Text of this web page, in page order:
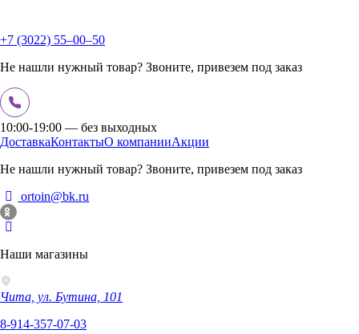
+7 (3022) 55‒00‒50
Не нашли нужный товар? Звоните, привезем под заказ
10:00-19:00 — без выходных
ДоставкаКонтактыО компанииАкции
Не нашли нужный товар? Звоните, привезем под заказ
ortoin@bk.ru
Наши магазины
Чита, ул. Бутина, 101
8-914-357-07-03